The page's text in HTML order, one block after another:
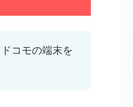
コモの端末を